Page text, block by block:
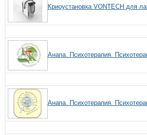
Криоустановка VONTECH для
Анапа. Психотерапия.
Анапа. Психотерапия.